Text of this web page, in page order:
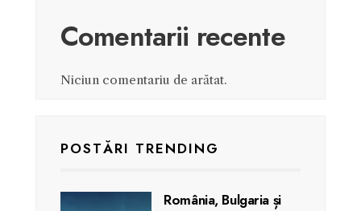
Comentarii recente
Niciun comentariu de arătat.
POSTĂRI TRENDING
România, Bulgaria și